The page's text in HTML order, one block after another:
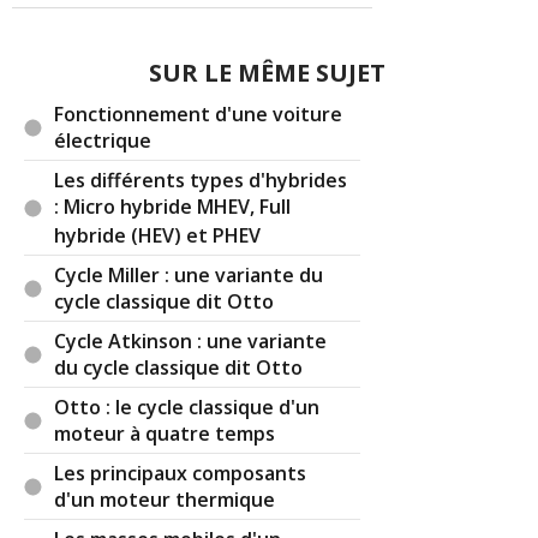
SUR LE MÊME SUJET
Fonctionnement d'une voiture
électrique
Les différents types d'hybrides
: Micro hybride MHEV, Full
hybride (HEV) et PHEV
Cycle Miller : une variante du
cycle classique dit Otto
Cycle Atkinson : une variante
du cycle classique dit Otto
Otto : le cycle classique d'un
moteur à quatre temps
Les principaux composants
d'un moteur thermique